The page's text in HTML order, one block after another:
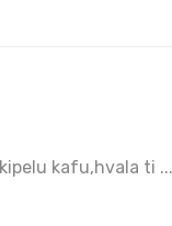
kafu,hvala ti